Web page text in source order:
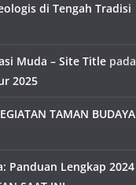
di Tengah Tradisi
Muda – Site Title pada
2025
TAMAN BUDAYA
Panduan Lengkap 2024